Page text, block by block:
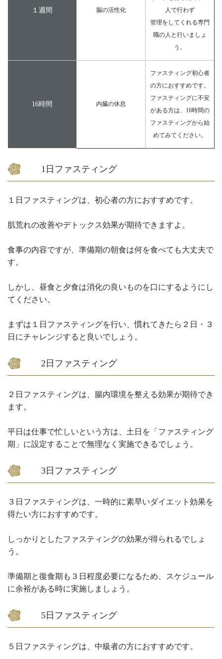
１週間 脳の活性化
人で行わず
管理をしてくれる専門
職の人と行いましょ
う。
16時間 内臓の休息
ファスティング初心者
の方におすすめです。
ファスティングに不安
がある方は、16時間の
ファスティングから始
めてみてください。
1日ファスティング
１日ファスティングは、初心者の方におすすめです。
肌荒れの改善やデトックス効果が期待できますよ。
食事の内容ですが、準備期の朝食は何を食べても大丈夫で
す。
しかし、昼食と夕食は消化の良いものを口にするようにし
てください。
まずは１日ファスティングを行い、慣れてきたら２日・３
日にチャレンジすると良いでしょう。
2日ファスティング
２日ファスティングは、腸内環境を整える効果が期待でき
ます。
平日は仕事で忙しいという方は、土日を「ファスティング
期」に設定することで無理なく実施できるでしょう。
3日ファスティング
３日ファスティングは、一時的に素早いダイエット効果を
得たい方におすすめです。
しっかりとしたファスティングの効果が得られるでしょ
う。
準備期と復食期も３日程度必要になるため、スケジュール
に余裕がある時に実施しましょう。
5日ファスティング
５日ファスティングは、中級者の方におすすめです。